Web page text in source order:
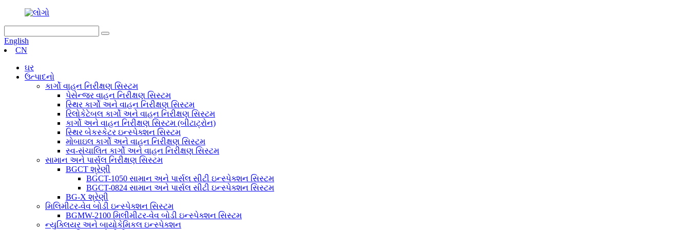
English
CN
ઘર
ઉત્પાદનો
કાર્ગો વાહન નિરીક્ષણ સિસ્ટમ
પેસેન્જર વાહન નિરીક્ષણ સિસ્ટમ
સ્થિર કાર્ગો અને વાહન નિરીક્ષણ સિસ્ટમ
રિલોકેટેબલ કાર્ગો અને વાહન નિરીક્ષણ સિસ્ટમ
કાર્ગો અને વાહન નિરીક્ષણ સિસ્ટમ (બીટાટ્રોન)
સ્થિર બેકસ્કેટર ઇન્સ્પેક્શન સિસ્ટમ
મોબાઇલ કાર્ગો અને વાહન નિરીક્ષણ સિસ્ટમ
સ્વ-સંચાલિત કાર્ગો અને વાહન નિરીક્ષણ સિસ્ટમ
સામાન અને પાર્સલ નિરીક્ષણ સિસ્ટમ
BGCT શ્રેણી
BGCT-1050 સામાન અને પાર્સલ સીટી ઇન્સ્પેક્શન સિસ્ટમ
BGCT-0824 સામાન અને પાર્સલ સીટી ઇન્સ્પેક્શન સિસ્ટમ
BG-X શ્રેણી
મિલિમીટર-વેવ બોડી ઇન્સ્પેક્શન સિસ્ટમ
BGMW-2100 મિલીમીટર-વેવ બોડી ઇન્સ્પેક્શન સિસ્ટમ
ન્યુક્લિયર અને બાયોકેમિકલ ઇન્સ્પેક્શન